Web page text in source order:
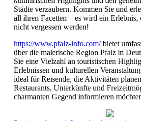
Städte verzaubern. Kommen Sie und
all ihren Facetten – es wird ein Erlebnis,
nicht vergessen werden!
https://www.pfalz-info.com/bietet
über die malerische Region Pfalz in
Sie eine Vielzahl an touristischen
Erlebnissen und kulturellen
ideal für Reisende, die Aktivitäten
Restaurants, Unterkünfte und
charmanten Gegend informieren